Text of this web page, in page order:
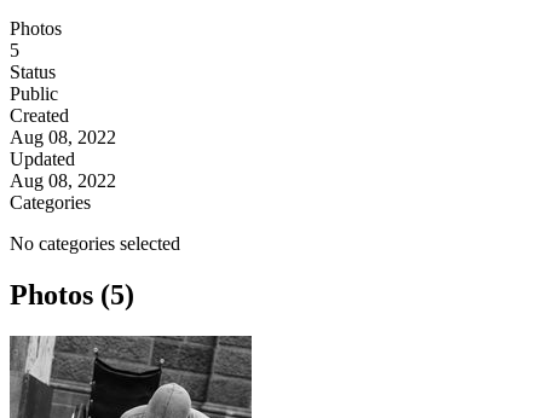
Photos
5
Status
Public
Created
Aug 08, 2022
Updated
Aug 08, 2022
Categories
No categories selected
Photos (5)